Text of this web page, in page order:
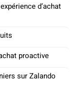
d’achat
proactive
sur Zalando